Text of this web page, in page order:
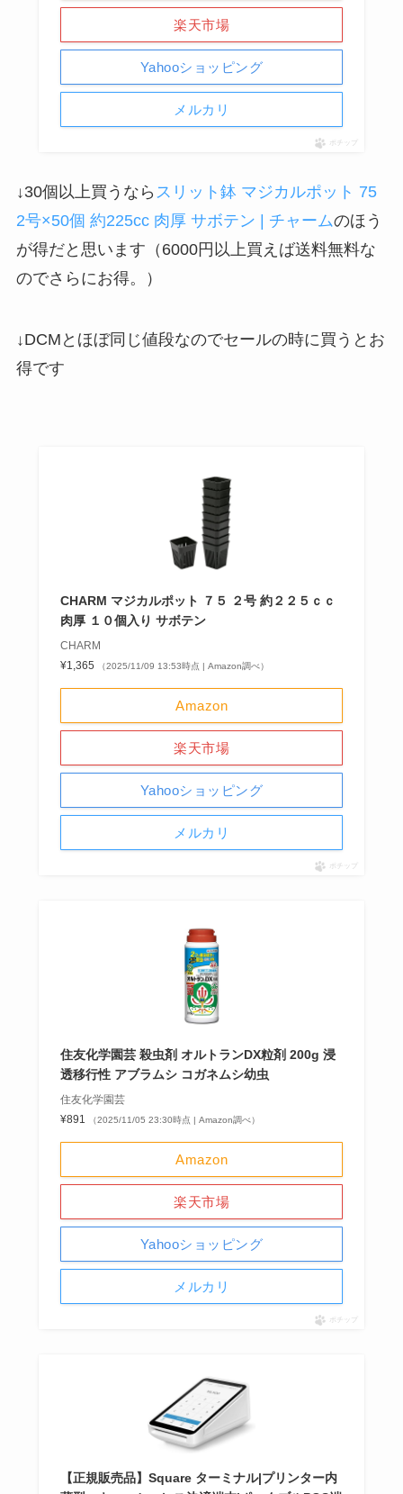
楽天市場
Yahooショッピング
メルカリ
ポチップ
↓30個以上買うなら スリット鉢 マジカルポット 75
2号×50個 約225cc 肉厚 サボテン | チャームのほう
が得だと思います（6000円以上買えば送料無料な
のでさらにお得。）
↓DCMとほぼ同じ値段なのでセールの時に買うとお
得です
CHARM マジカルポット ７５ ２号 約２２５ｃｃ
肉厚 １０個入り サボテン
CHARM
¥1,365
（2025/11/09 13:53時点 | Amazon調べ）
Amazon
楽天市場
Yahooショッピング
メルカリ
ポチップ
住友化学園芸 殺虫剤 オルトランDX粒剤 200g 浸
透移行性 アブラムシ コガネムシ幼虫
住友化学園芸
¥891
（2025/11/05 23:30時点 | Amazon調べ）
Amazon
楽天市場
Yahooショッピング
メルカリ
ポチップ
【正規販売品】Square ターミナル|プリンター内